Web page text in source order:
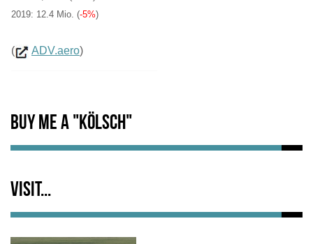
2019: 12.4 Mio. (-5%)
( ADV.aero)
Buy me a "Kölsch"
Visit...